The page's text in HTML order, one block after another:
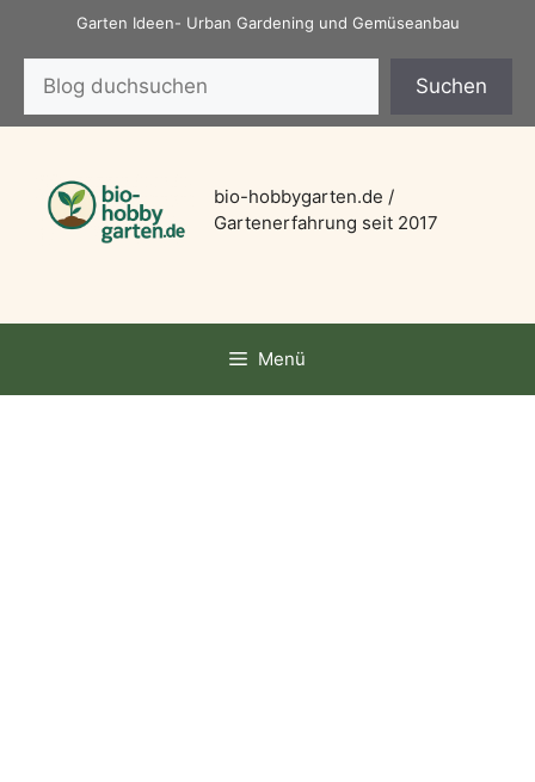
springen
Garten Ideen- Urban Gardening und Gemüseanbau
Suchen
bio-hobbygarten.de /
Gartenerfahrung seit 2017
Menü